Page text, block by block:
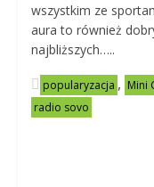
wszystkim ze
aura to również
najbliższych…..
popularyzacja , Mini
radio sovo